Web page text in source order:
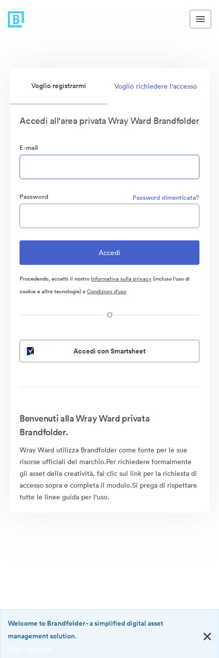
Voglio registrarmi Voglio richiedere l'accesso
Accedi all'area privata Wray Ward Brandfolder
E-mail
Password Password dimenticata?
Procedendo, accetti il nostro Informativa sulla privacy(incluso l'uso di
cookie e altre tecnologie) eCondizioni d'uso
O
Accedi con Smartsheet
Benvenuti alla Wray Ward privata
Brandfolder.
Wray Ward utilizza Brandfolder come fonte per le sue
risorse ufficiali del marchio.Per richiedere formalmente
gli asset della creatività, fai clic sul link per la richiesta di
accesso sopra e completa il modulo.Si prega di rispettare
tutte le linee guida per l'uso.
Welcome to Brandfolder- a simplified digital asset
management solution.